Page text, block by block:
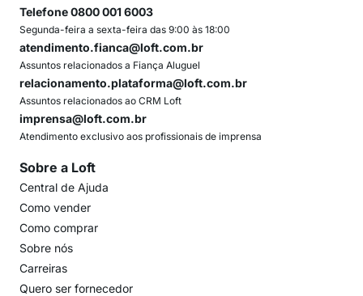
Telefone 0800 001 6003
Segunda-feira a sexta-feira das 9:00 às 18:00
atendimento.fianca@loft.com.br
Assuntos relacionados a Fiança Aluguel
relacionamento.plataforma@loft.com.br
Assuntos relacionados ao CRM Loft
imprensa@loft.com.br
Atendimento exclusivo aos profissionais de imprensa
Sobre a Loft
Central de Ajuda
Como vender
Como comprar
Sobre nós
Carreiras
Quero ser fornecedor